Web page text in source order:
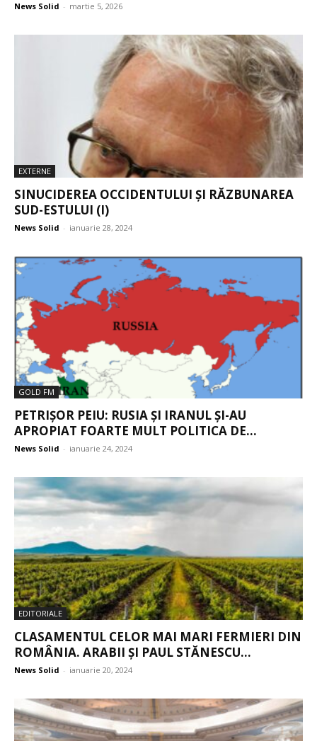
News Solid - martie 5, 2026
EXTERNE
SINUCIDEREA OCCIDENTULUI ȘI RĂZBUNAREA
SUD-ESTULUI (I)
News Solid - ianuarie 28, 2024
GOLD FM
PETRIȘOR PEIU: RUSIA ȘI IRANUL ȘI-AU
APROPIAT FOARTE MULT POLITICA DE...
News Solid - ianuarie 24, 2024
EDITORIALE
CLASAMENTUL CELOR MAI MARI FERMIERI DIN
ROMÂNIA. ARABII ȘI PAUL STĂNESCU...
News Solid - ianuarie 20, 2024